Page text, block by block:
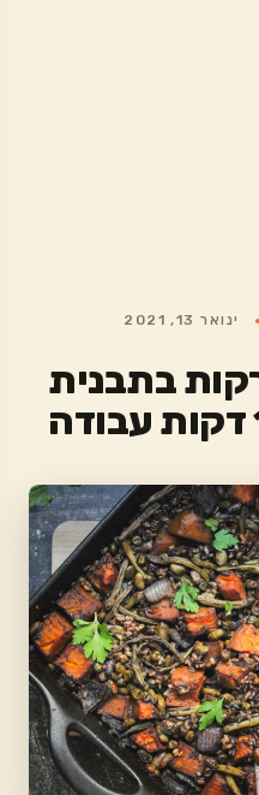
ינואר 13, 2021
בתבנית